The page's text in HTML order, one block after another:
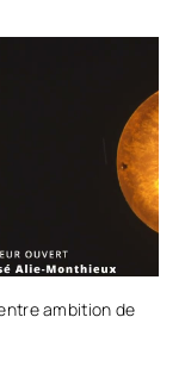
ambition de